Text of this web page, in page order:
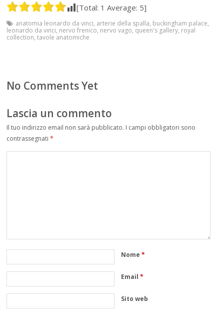
[Total: 1 Average: 5]
anatomia leonardo da vinci, arterie della spalla, buckingham palace,
leonardo da vinci, nervo frenico, nervo vago, queen's gallery, royal
collection,tavole anatomiche
No Comments Yet
Lascia un commento
Il tuo indirizzo email non sarà pubblicato. I campi obbligatori sono
contrassegnati*
Nome*
Email*
Sito web